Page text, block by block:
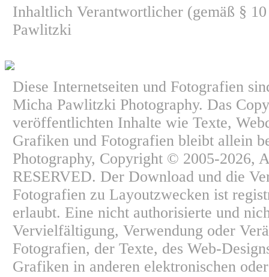
Inhaltlich Verantwortlicher (gemäß §
Pawlitzki
Diese Internetseiten und Fotografien
Micha Pawlitzki Photography. Das
veröffentlichten Inhalte wie Texte,
Grafiken und Fotografien bleibt allein
Photography, Copyright © 2005-2026,
RESERVED. Der Download und die
Fotografien zu Layoutzwecken ist
erlaubt. Eine nicht authorisierte und
Vervielfältigung, Verwendung oder
Fotografien, der Texte, des Web-
Grafiken in anderen elektronischen